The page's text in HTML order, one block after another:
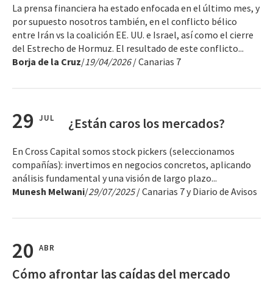
La prensa financiera ha estado enfocada en el último mes, y
por supuesto nosotros también, en el conflicto bélico
entre Irán vs la coalición EE. UU. e Israel, así como el cierre
del Estrecho de Hormuz. El resultado de este conflicto...
Borja de la Cruz/19/04/2026/ Canarias 7
29 JUL ¿Están caros los mercados?
En Cross Capital somos stock pickers (seleccionamos
compañías): invertimos en negocios concretos, aplicando
análisis fundamental y una visión de largo plazo...
Munesh Melwani/29/07/2025/ Canarias 7 y Diario de Avisos
20 ABR
Cómo afrontar las caídas del mercado